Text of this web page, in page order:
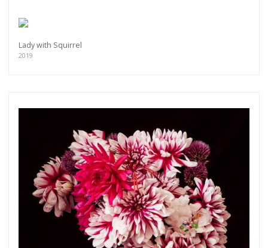
Lady with Squirrel
2019